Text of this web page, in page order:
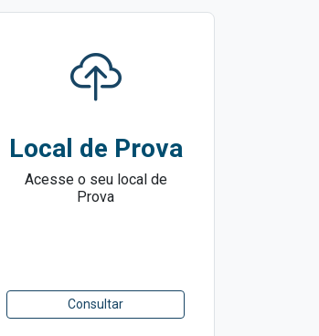
Local de Prova
Acesse o seu local de
Prova
Consultar